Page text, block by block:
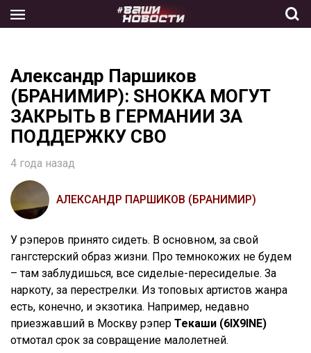
the
Александр Паршиков
(БРАНИМИР): SHOKKА МОГУТ
ЗАКРЫТЬ В ГЕРМАНИИ ЗА
ПОДДЕРЖКУ СВО
4 года назад
АЛЕКСАНДР ПАРШИКОВ (БРАНИМИР)
У рэперов принято сидеть. В основном, за свой
гангстерский образ жизни. Про темнокожих не будем
– там заблудишься, все сиделые-пересиделые. За
наркоту, за перестрелки. Из топовых артистов жанра
есть, конечно, и экзотика. Например, недавно
приезжавший в Москву рэпер Текаши (6IX9INE)
отмотал срок за совращение малолетней.